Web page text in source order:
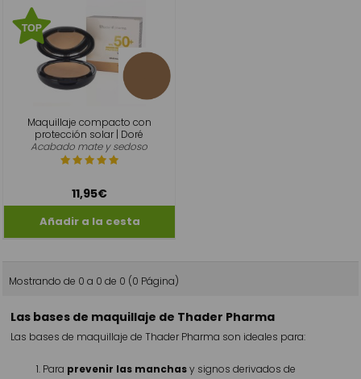
Maquillaje compacto con
protección solar | Doré
Acabado mate y sedoso
11,95€
Mostrando de 0 a 0 de 0 (0 Página)
Las bases de maquillaje de Thader Pharma
Las bases de maquillaje de Thader Pharma son ideales para:
Para prevenir las manchasy signos derivados de